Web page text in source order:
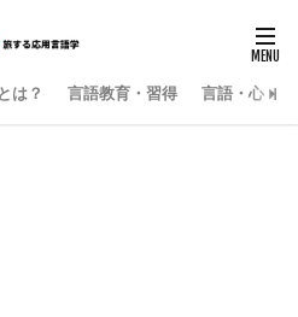
は？ 言語教育・習得 言語・心・